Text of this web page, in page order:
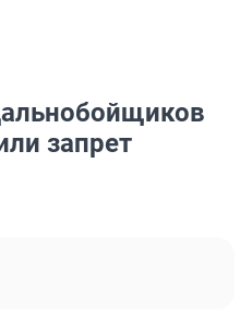
запрет